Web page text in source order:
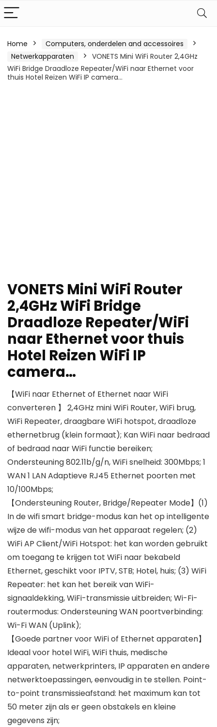
Home
Computers, onderdelen and accessoires
Netwerkapparaten
VONETS Mini WiFi Router 2,4GHz
WiFi Bridge Draadloze Repeater/WiFi naar Ethernet voor
thuis Hotel Reizen WiFi IP camera…
VONETS Mini WiFi Router
2,4GHz WiFi Bridge
Draadloze Repeater/WiFi
naar Ethernet voor thuis
Hotel Reizen WiFi IP
camera…
【WiFi naar Ethernet of Ethernet naar WiFi
converteren 】 2,4GHz mini WiFi Router, WiFi brug,
WiFi Repeater, draagbare WiFi hotspot, draadloze
ethernetbrug (klein formaat); Kan WiFi naar bedraad
of bedraad naar WiFi functie bereiken;
Ondersteuning 802.11b/g/n, WiFi snelheid: 300Mbps; 1
WAN 1 LAN Adaptieve RJ45 Ethernet poorten met
10/100Mbps;
【Ondersteuning Router, Bridge/Repeater Mode】(1)
In de wifi smart bridge-modus kan het op intelligente
wijze de wifi-modus van het apparaat regelen; (2)
WiFi AP Client/WiFi Hotspot: het kan worden gebruikt
om toegang te krijgen tot WiFi naar bekabeld
Ethernet, geschikt voor IPTV, STB; Hotel, huis; (3) WiFi
Repeater: het kan het bereik van WiFi-
signaaldekking, WiFi-transmissie uitbreiden; Wi-Fi-
routermodus: Ondersteuning WAN poortverbinding:
Wi-Fi WAN (Uplink);
【Goede partner voor WiFi of Ethernet apparaten】
Ideaal voor hotel WiFi, WiFi thuis, medische
apparaten, netwerkprinters, IP apparaten en andere
netwerktoepassingen, eenvoudig in te stellen. Point-
to-point transmissieafstand: het maximum kan tot
50 meter zijn als er geen obstakels en kleine
gegevens zijn;